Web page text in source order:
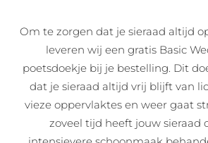
Om te zorgen dat je sieraad altijd
leveren wij een gratis Basic
poetsdoekje bij je bestelling. Dit
dat je sieraad altijd vrij blijft van
vieze oppervlaktes en weer gaat
zoveel tijd heeft jouw sieraad